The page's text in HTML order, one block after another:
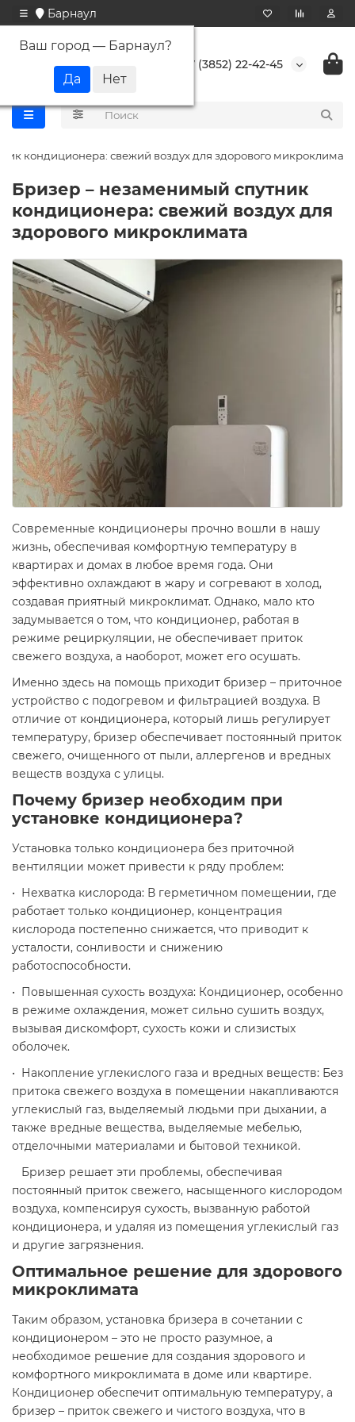
Барнаул
Ваш город — Барнаул?
+7 (3852) 22-42-45
кондиционера: свежий воздух для здорового микроклимата
Бризер – незаменимый спутник
кондиционера: свежий воздух для
здорового микроклимата
Современные кондиционеры прочно вошли в нашу
жизнь, обеспечивая комфортную температуру в
квартирах и домах в любое время года. Они
эффективно охлаждают в жару и согревают в холод,
создавая приятный микроклимат. Однако, мало кто
задумывается о том, что кондиционер, работая в
режиме рециркуляции, не обеспечивает приток
свежего воздуха, а наоборот, может его осушать.
Именно здесь на помощь приходит бризер – приточное
устройство с подогревом и фильтрацией воздуха. В
отличие от кондиционера, который лишь регулирует
температуру, бризер обеспечивает постоянный приток
свежего, очищенного от пыли, аллергенов и вредных
веществ воздуха с улицы.
Почему бризер необходим при
установке кондиционера?
Установка только кондиционера без приточной
вентиляции может привести к ряду проблем:
• Нехватка кислорода: В герметичном помещении, где
работает только кондиционер, концентрация
кислорода постепенно снижается, что приводит к
усталости, сонливости и снижению
работоспособности.
• Повышенная сухость воздуха: Кондиционер, особенно
в режиме охлаждения, может сильно сушить воздух,
вызывая дискомфорт, сухость кожи и слизистых
оболочек.
• Накопление углекислого газа и вредных веществ: Без
притока свежего воздуха в помещении накапливаются
углекислый газ, выделяемый людьми при дыхании, а
также вредные вещества, выделяемые мебелью,
отделочными материалами и бытовой техникой.
Бризер решает эти проблемы, обеспечивая
постоянный приток свежего, насыщенного кислородом
воздуха, компенсируя сухость, вызванную работой
кондиционера, и удаляя из помещения углекислый газ
и другие загрязнения.
Оптимальное решение для здорового
микроклимата
Таким образом, установка бризера в сочетании с
кондиционером – это не просто разумное, а
необходимое решение для создания здорового и
комфортного микроклимата в доме или квартире.
Кондиционер обеспечит оптимальную температуру, а
бризер – приток свежего и чистого воздуха, что в